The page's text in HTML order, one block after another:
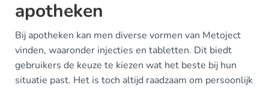
apotheken
Bij apotheken kan men diverse vormen van Metoject
vinden, waaronder injecties en tabletten. Dit biedt
gebruikers de keuze te kiezen wat het beste bij hun
situatie past. Het is toch altijd raadzaam om persoonlijk